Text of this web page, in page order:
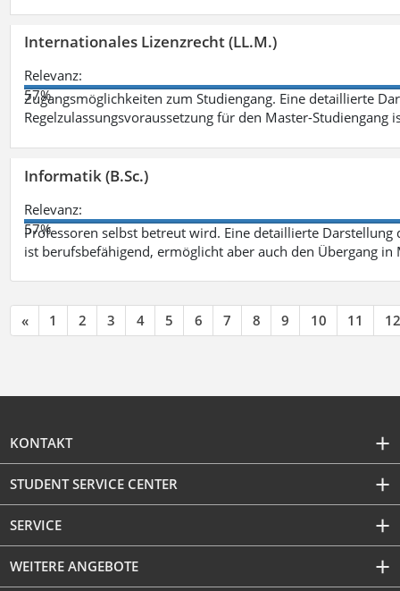
Internationales Lizenzrecht (LL.M.)
Relevanz:
57%
Zugangsmöglichkeiten zum Studiengang. Eine detaillierte
Regelzulassungsvoraussetzung für den Master-
Informatik (B.Sc.)
Relevanz:
57%
Professoren selbst betreut wird. Eine detaillierte
ist berufsbefähigend, ermöglicht aber auch den Übergang in
« 1 2 3 4 5 6 7 8 9 10 11 12
KONTAKT
STUDENT SERVICE CENTER
SERVICE
WEITERE ANGEBOTE